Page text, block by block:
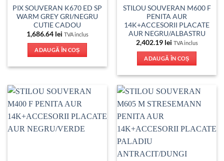
PIX SOUVERAN K670 ED SP
WARM GREY GRI/NEGRU
CUTIE CADOU
1,686.64 lei TVA inclus
ADAUGĂ ÎN COȘ
STILOU SOUVERAN M600 F
PENITA AUR
14K+ACCESORII PLACATE
AUR NEGRU/ALBASTRU
2,402.19 lei TVA inclus
ADAUGĂ ÎN COȘ